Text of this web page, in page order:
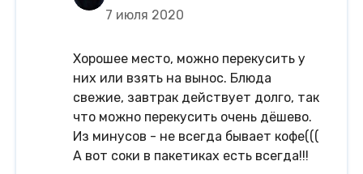
7 июля 2020
Хорошее место, можно перекусить у
них или взять на вынос. Блюда
свежие, завтрак действует долго, так
что можно перекусить очень дёшево.
Из минусов - не всегда бывает кофе(((
А вот соки в пакетиках есть всегда!!!